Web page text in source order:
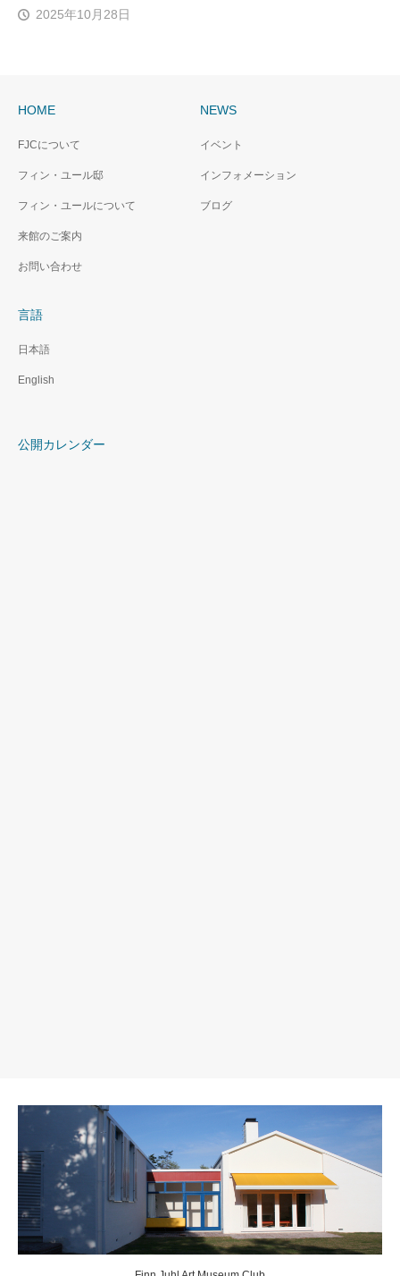
2025年10月28日
HOME
FJCについて
フィン・ユール邸
フィン・ユールについて
来館のご案内
お問い合わせ
NEWS
イベント
インフォメーション
ブログ
言語
日本語
English
公開カレンダー